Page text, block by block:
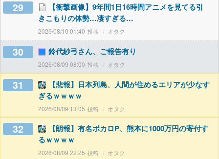
29
【衝撃画像】9年間1日16時間アニメを見てる引
きこもりの体勢…凄すぎる…
2026/08/10 01:40 オタク
30 鈴代紗弓さん、ご報告有り
2026/08/09 08:00 オタク
31
【悲報】日本列島、人間が住めるエリアが少なす
ぎるｗｗｗｗ
2026/08/09 13:05 オタク
32
【朗報】有名ボカロP、熊本に1000万円の寄付す
るｗｗｗｗ
2026/08/09 22:25 オタク